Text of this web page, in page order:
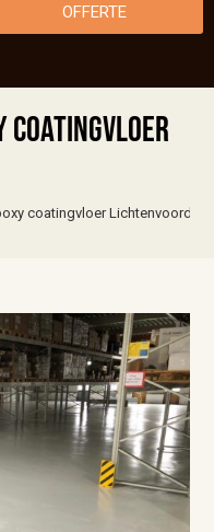
OFFERTE
coatingvloer
coatingvloer Lichtenvoorde